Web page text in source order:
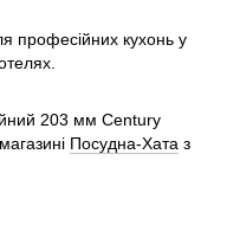
професійних кухонь у
203 мм Century
Посудна-Хата з